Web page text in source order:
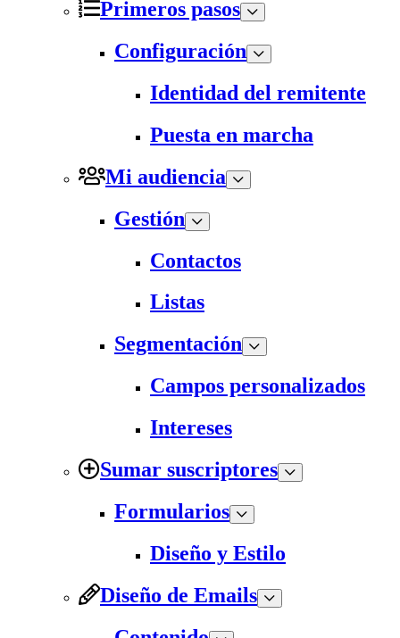
Primeros pasos
Configuración
Identidad del remitente
Puesta en marcha
Mi audiencia
Gestión
Contactos
Listas
Segmentación
Campos personalizados
Intereses
Sumar suscriptores
Formularios
Diseño y Estilo
Diseño de Emails